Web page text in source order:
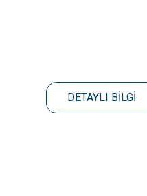
DETAYLI BİLGİ